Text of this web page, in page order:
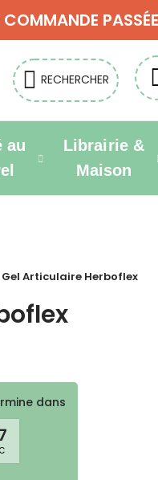
RECHERCHER
au
Librairie &
Maison
Gel Articulaire Herboflex
dans